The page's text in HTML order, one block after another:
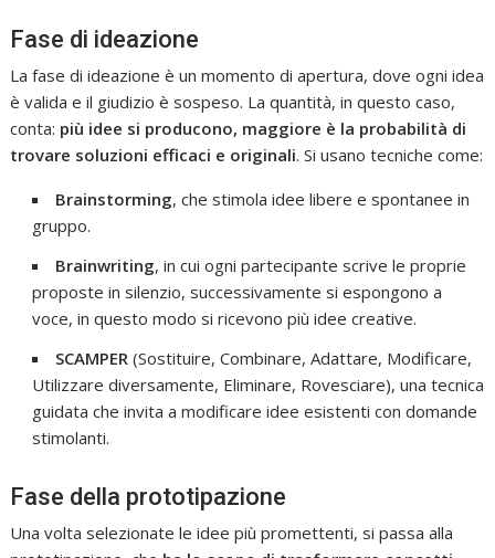
Fase di ideazione
La fase di ideazione è un momento di apertura, dove ogni idea
è valida e il giudizio è sospeso. La quantità, in questo caso,
conta: più idee si producono, maggiore è la probabilità di
trovare soluzioni efficaci e originali. Si usano tecniche come:
Brainstorming, che stimola idee libere e spontanee in
gruppo.
Brainwriting, in cui ogni partecipante scrive le proprie
proposte in silenzio, successivamente si espongono a
voce, in questo modo si ricevono più idee creative.
SCAMPER(Sostituire, Combinare, Adattare, Modificare,
Utilizzare diversamente, Eliminare, Rovesciare), una tecnica
guidata che invita a modificare idee esistenti con domande
stimolanti.
Fase della prototipazione
Una volta selezionate le idee più promettenti, si passa alla